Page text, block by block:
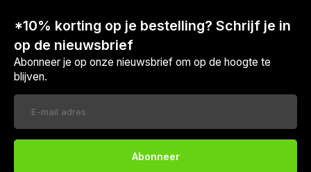
*10% korting op je bestelling? Schrijf je in
op de nieuwsbrief
Abonneer je op onze nieuwsbrief om op de hoogte te
blijven.
Abonneer